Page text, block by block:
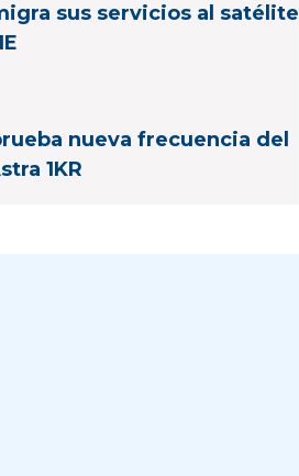
sus servicios al satélite
nueva frecuencia del
1KR